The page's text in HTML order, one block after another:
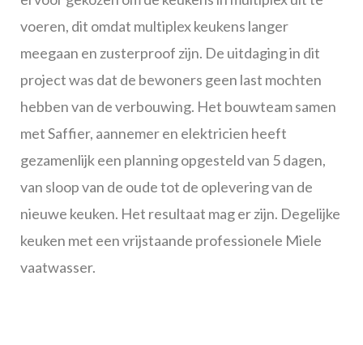
voeren, dit omdat multiplex keukens langer
meegaan en zusterproof zijn. De uitdaging in dit
project was dat de bewoners geen last mochten
hebben van de verbouwing. Het bouwteam samen
met Saffier, aannemer en elektricien heeft
gezamenlijk een planning opgesteld van 5 dagen,
van sloop van de oude tot de oplevering van de
nieuwe keuken. Het resultaat mag er zijn. Degelijke
keuken met een vrijstaande professionele Miele
vaatwasser.